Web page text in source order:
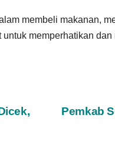
membeli makanan,
memperhatikan
Pemkab